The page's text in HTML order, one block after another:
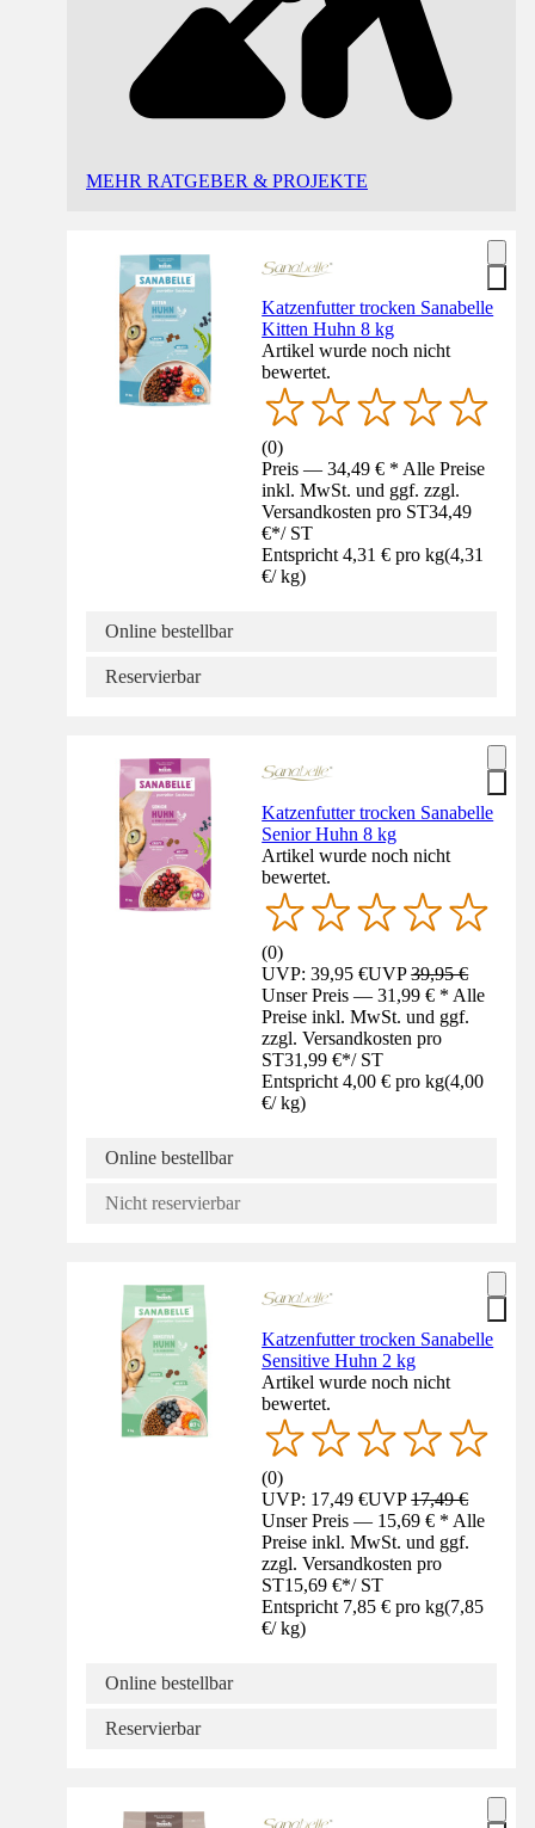
MEHR RATGEBER & PROJEKTE
Katzenfutter trocken Sanabelle
Kitten Huhn 8 kg
Artikel wurde noch nicht
bewertet.
(0)
Preis — 34,49 € * Alle Preise
inkl. MwSt. und ggf. zzgl.
Versandkosten pro ST34,49
€*/ ST
Entspricht 4,31 € pro kg(4,31
€/ kg)
Online bestellbar
Reservierbar
Katzenfutter trocken Sanabelle
Senior Huhn 8 kg
Artikel wurde noch nicht
bewertet.
(0)
UVP: 39,95 €UVP39,95 €
Unser Preis — 31,99 € * Alle
Preise inkl. MwSt. und ggf.
zzgl. Versandkosten pro
ST31,99 €*/ ST
Entspricht 4,00 € pro kg(4,00
€/ kg)
Online bestellbar
Nicht reservierbar
Katzenfutter trocken Sanabelle
Sensitive Huhn 2 kg
Artikel wurde noch nicht
bewertet.
(0)
UVP: 17,49 €UVP17,49 €
Unser Preis — 15,69 € * Alle
Preise inkl. MwSt. und ggf.
zzgl. Versandkosten pro
ST15,69 €*/ ST
Entspricht 7,85 € pro kg(7,85
€/ kg)
Online bestellbar
Reservierbar